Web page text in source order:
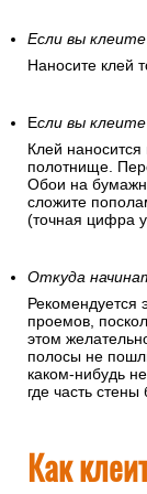
Если вы
Наносите клей
Если вы
Клей
полотнище.
Обои на
сложите
(точная цифра
Откуда
Рекомендуется
проемов,
этом
полосы не
каком-нибудь
где часть
Как